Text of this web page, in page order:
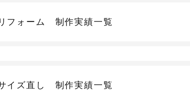
フォーム 制作実績一覧
イズ直し 制作実績一覧